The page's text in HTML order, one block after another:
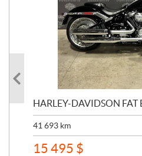
HARLEY-DAVIDSON FAT
41 693 km
15 495 $